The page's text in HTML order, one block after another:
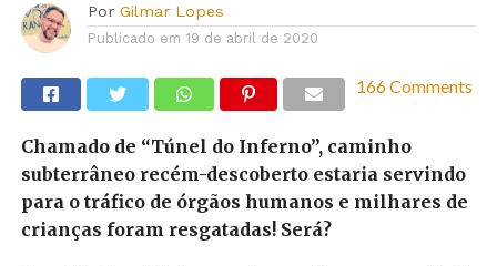
Por Gilmar Lopes
Publicado em 19 de abril de 2020
166 Comments
Chamado de “Túnel do Inferno”, caminho
subterrâneo recém-descoberto estaria servindo
para o tráfico de órgãos humanos e milhares de
crianças foram resgatadas! Será?